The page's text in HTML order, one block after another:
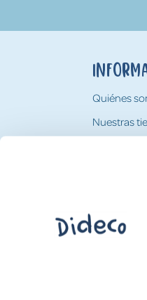
Quiénes
Nuestras
Tarjeta